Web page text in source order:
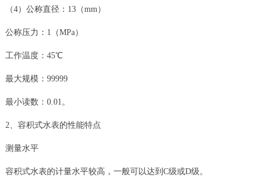
（4）公称直径：13（mm）
公称压力：1（MPa）
工作温度：45℃
最大规模：99999
最小读数：0.01。
2、容积式水表的性能特点
测量水平
容积式水表的计量水平较高，一般可以达到C级或D级。